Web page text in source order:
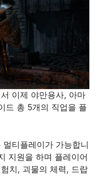
이제 야만용사, 아마
드 총 5개의 직업을 플
티플레이가 가능합니
지원을 하며 플레이어
치, 괴물의 체력, 드랍